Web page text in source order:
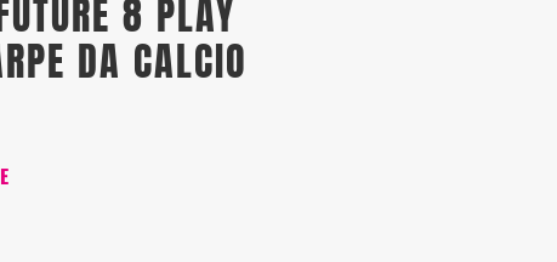
8 PLAY
DA CALCIO